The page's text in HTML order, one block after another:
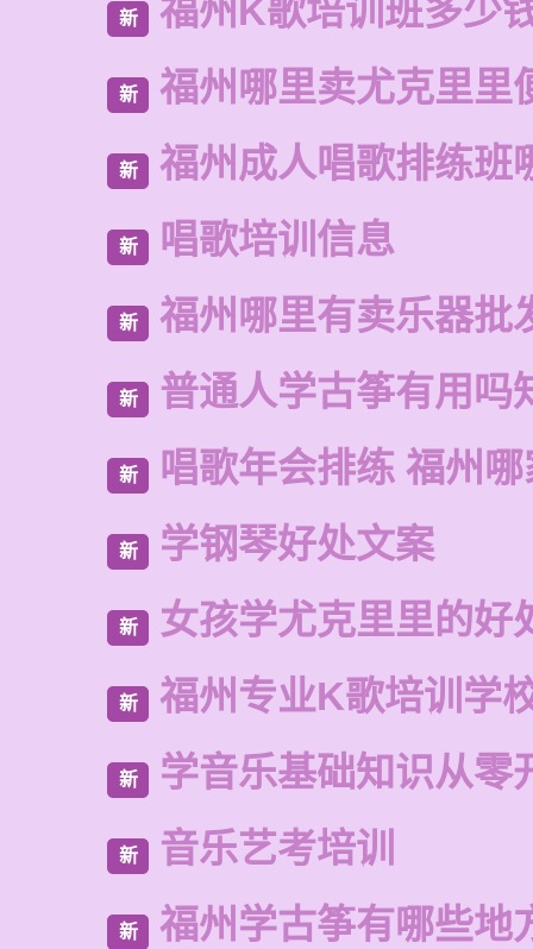
新 福州K歌培训班多少
新 福州哪里卖尤克里里
新 福州成人唱歌排练班
新 唱歌培训信息
新 福州哪里有卖乐器批
新 普通人学古筝有用吗
新 唱歌年会排练 福州
新 学钢琴好处文案
新 女孩学尤克里里的好
新 福州专业K歌培训学
新 学音乐基础知识从零
新 音乐艺考培训
新 福州学古筝有哪些地